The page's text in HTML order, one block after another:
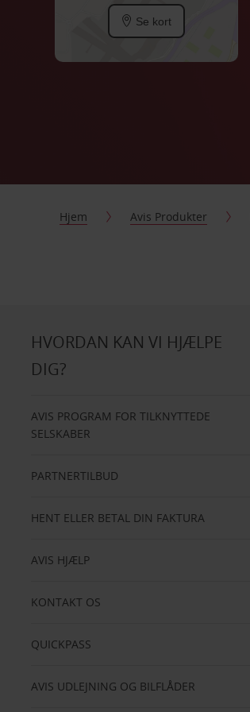
Se kort
Hjem Avis Produkter
HVORDAN KAN VI HJÆLPE
DIG?
AVIS PROGRAM FOR TILKNYTTEDE
SELSKABER
PARTNERTILBUD
HENT ELLER BETAL DIN FAKTURA
AVIS HJÆLP
KONTAKT OS
QUICKPASS
AVIS UDLEJNING OG BILFLÅDER